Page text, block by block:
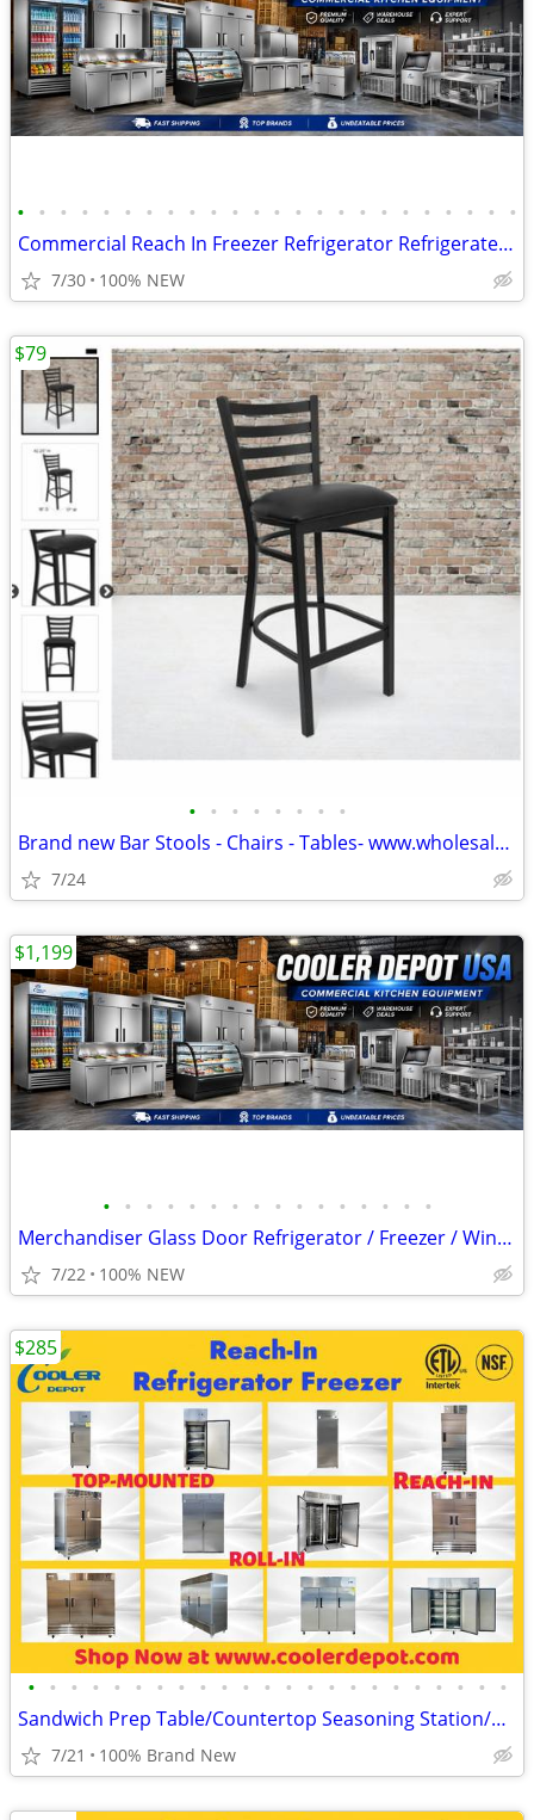
• • • • • • • • • • • • • • • • • • • • • • • •
Commercial Reach In Freezer Refrigerator Refrigerated Cooler RESTAURAN
7/30 100% NEW
• • • • • • • •
Brand new Bar Stools - Chairs - Tables- www.wholesalebarstoolclub.com
7/24
$79
• • • • • • • • • • • • • • • •
Merchandiser Glass Door Refrigerator / Freezer / Wine Cooler
7/22 100% NEW
$1,199
• • • • • • • • • • • • • • • • • • • • • • •
Sandwich Prep Table/Countertop Seasoning Station/Buffet Cold Table
7/21 100% Brand New
$285